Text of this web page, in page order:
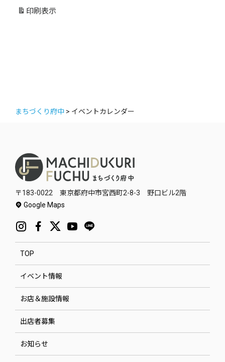
リ
印刷 表示
まちづくり府中 > イベントカレンダー
〒183-0022 東京都府中市宮西町2-8-3 野口ビル2階
Google Maps
TOP
イベント情報
お店＆施設情報
出店者募集
お知らせ